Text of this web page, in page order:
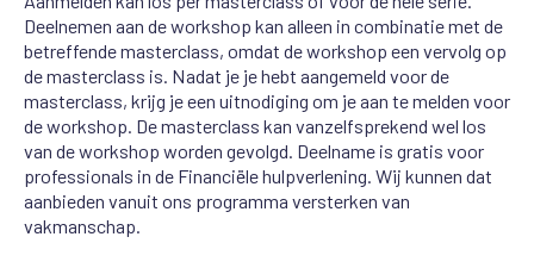
Deelnemen aan de workshop kan alleen in combinatie met de
betreffende masterclass, omdat de workshop een vervolg op
de masterclass is. Nadat je je hebt aangemeld voor de
masterclass, krijg je een uitnodiging om je aan te melden voor
de workshop. De masterclass kan vanzelfsprekend wel los
van de workshop worden gevolgd. Deelname is gratis voor
professionals in de Financiële hulpverlening. Wij kunnen dat
aanbieden vanuit ons programma versterken van
vakmanschap.